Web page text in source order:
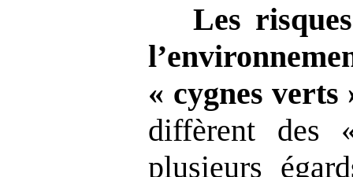
Les
« cygnes verts
diffèrent des
plusieurs